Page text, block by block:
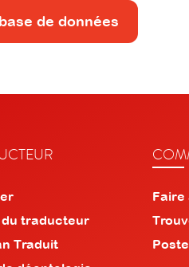
de données
du traducteur
Traduit